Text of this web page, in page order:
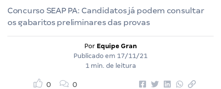
Concurso SEAP PA: Candidatos já podem consultar
os gabaritos preliminares das provas
Por Equipe Gran
Publicado em 17/11/21
1 min. de leitura
0 0